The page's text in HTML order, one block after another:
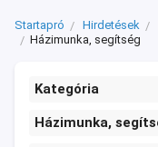
Startapró Hirdetések
Házimunka, segítség
Kategória
Házimunka,